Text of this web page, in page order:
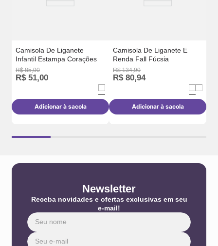
Camisola De Liganete
Infantil Estampa Corações
R$ 85,00
R$ 51,00
Adicionar à sacola
Camisola De Liganete E
Renda Fall Fúcsia
R$ 134,90
R$ 80,94
Adicionar à sacola
Newsletter
Receba novidades e ofertas exclusivas em seu
e-mail!